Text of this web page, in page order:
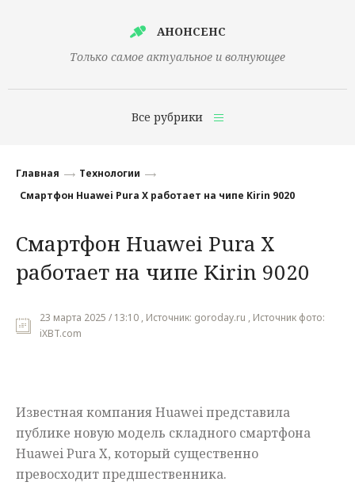
АНОНСЕНС
Только самое актуальное и волнующее
Все рубрики
Финансы
Наука
Культура
Общество
Происшествия
Главная
Технологии
Смартфон Huawei Pura X работает на чипе Kirin 9020
Смартфон Huawei Pura X
работает на чипе Kirin 9020
23 марта 2025 / 13:10 , Источник: goroday.ru , Источник фото:
iXBT.com
Известная компания Huawei представила
публике новую модель складного смартфона
Huawei Pura X, который существенно
превосходит предшественника.